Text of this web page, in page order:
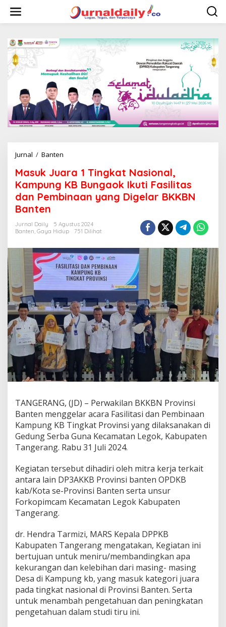
w
Jurnal / Banten
s
u
k
J
r
a
T
i
g
k
a
t
N
a
s
i
o
n
a
l
K
a
m
p
u
n
B
B
u
n
k
I
k
u
t
i
F
a
s
Masuk Juara 1 Tingkat Nasional,
Kampung KB Bungaok Ikuti Fasilitas
dan Pembinaan yang Digelar BKKBN
Banten
Jurnal Daily
5 Agustus 2024
Banten Gaya Hidup 751 Dilihat
TANGERANG, (JD) – Perwakilan BKKBN Provinsi
Banten menggelar acara Fasilitasi dan Pembinaan
Kampung KB Tingkat Provinsi yang dilaksanakan di
Gedung Serba Guna Kecamatan Legok, Kabupaten
Tangerang. Rabu 31 Juli 2024.
Kegiatan tersebut dihadiri oleh mitra kerja terkait
antara lain DP3AKKB Provinsi banten OPDKB
kab/Kota se-Provinsi Banten serta unsur
Forkopimcam Kecamatan Legok Kabupaten
Tangerang.
dr. Hendra Tarmizi, MARS Kepala DPPKB
Kabupaten Tangerang mengatakan, Kegiatan ini
bertujuan untuk meniru/membandingkan apa
kekurangan dan kelebihan dari masing- masing
Desa di Kampung kb, yang masuk kategori juara
pada tingkat nasional di Provinsi Banten. Serta
untuk menambah pengetahuan dan peningkatan
pengetahuan dalam studi tiru ini.